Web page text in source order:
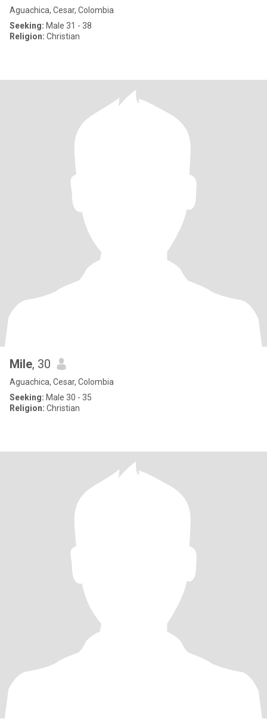
Aguachica, Cesar, Colombia
Seeking: Male 31 - 38
Religion: Christian
Mile, 30
Aguachica, Cesar, Colombia
Seeking: Male 30 - 35
Religion: Christian